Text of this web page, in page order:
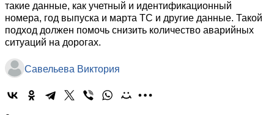
такие данные, как учетный и идентификационный
номера, год выпуска и марта ТС и другие данные. Такой
подход должен помочь снизить количество аварийных
ситуаций на дорогах.
Савельева Виктория